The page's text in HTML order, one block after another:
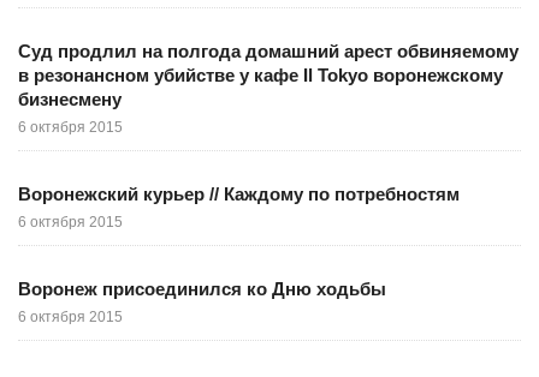
Суд продлил на полгода домашний арест обвиняемому
в резонансном убийстве у кафе Il Tokyo воронежскому
бизнесмену
6 октября 2015
Воронежский курьер // Каждому по потребностям
6 октября 2015
Воронеж присоединился ко Дню ходьбы
6 октября 2015